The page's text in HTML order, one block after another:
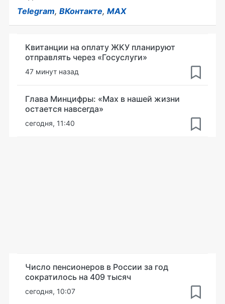
Telegram, ВКонтакте, MAX
Квитанции на оплату ЖКУ планируют
отправлять через «Госуслуги»
47 минут назад
Глава Минцифры: «Мах в нашей жизни
остается навсегда»
сегодня, 11:40
Число пенсионеров в России за год
сократилось на 409 тысяч
сегодня, 10:07